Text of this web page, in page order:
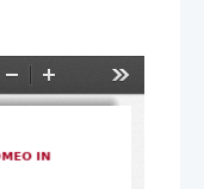
Pomanjšaj
IN